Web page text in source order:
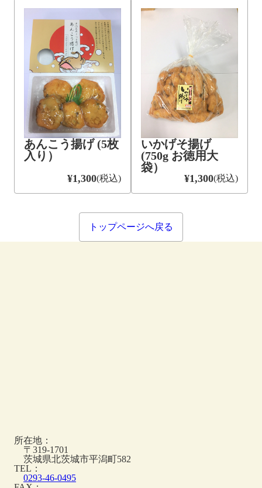
あんこう揚げ (5枚
入り）
¥1,300(税込)
いかげそ揚げ
(750g お徳用大
袋）
¥1,300(税込)
トップページへ戻る
所在地：
〒 319-1701
茨城県北茨城市平潟町582
TEL：
0293-46-0495